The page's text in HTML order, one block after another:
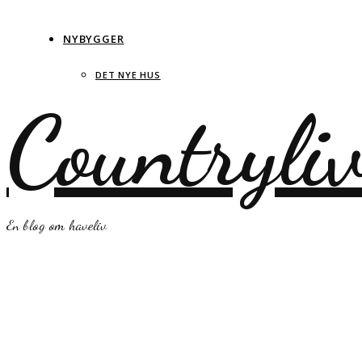
NYBYGGER
DET NYE HUS
En blog om haveliv